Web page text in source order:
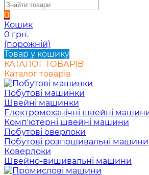
0
Кошик
0 грн.
(порожній)
Товар у кошику
КАТАЛОГ ТОВАРІВ
Каталог товарів
Побутові машинки
Швейні машинки
Електромеханічні швейні
Комп'ютерні швейні машини
Побутові оверлоки
Побутові розпошивальні машини
Коверлоки
Швейно-вишивальні машини